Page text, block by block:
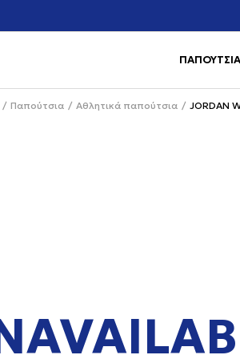
κέρδισε -10% στην πρώτη σου αγορά
ΠΑΠΟΥΤΣΙΑ
Παπούτσια Αθλητικά παπούτσια JORDAN